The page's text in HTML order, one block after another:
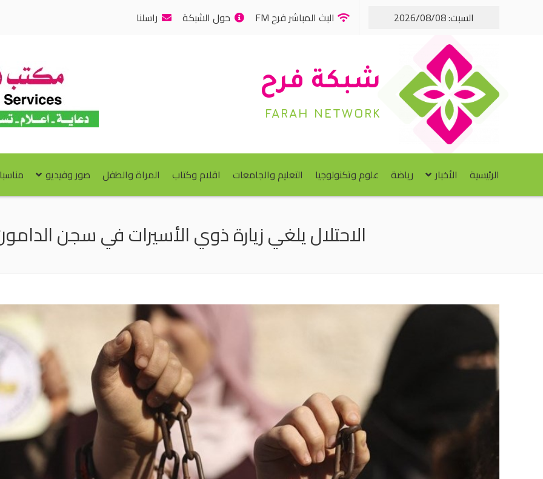
السبت: 2026/08/08 البث المباشر فرح FM حول الشبكة راسلنا
شبكة فرح
FARAH NETWORK
الرئيسية الأخبار رياضة علوم وتكنولوجيا التعليم والجامعات اقلام وكتاب المراة والطفل صور وفيديو
الاحتلال يلغي زيارة ذوي الأسيرات في سجن